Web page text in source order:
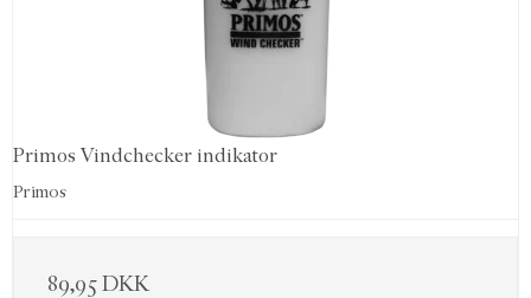
Primos Vindchecker indikator
Primos
89,95 DKK